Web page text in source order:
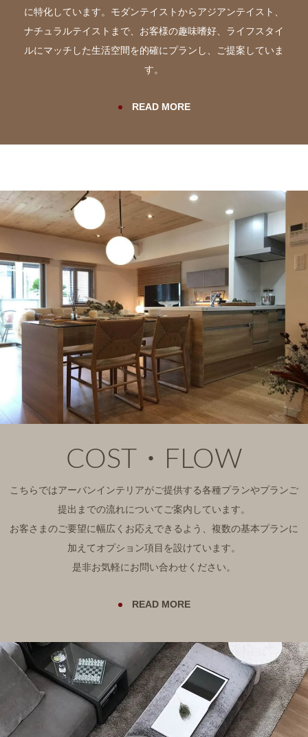
に特化しています。 モダンテイストからアジアンテイスト、
ナチュラルテイストまで、お客様の趣味嗜好、ライフスタイ
ルにマッチした生活空間を的確にプランし、
ご提案していま
す。
READ MORE
COST・FLOW
こちらではアーバンインテリアがご提供する各種プランやプランご
提出までの流れについてご案内しています。
お客さまのご要望に幅広くお応えできるよう、複数の基本プランに
加えてオプション項⽬を設けています。
是⾮お気軽にお問い合わせください。
READ MORE